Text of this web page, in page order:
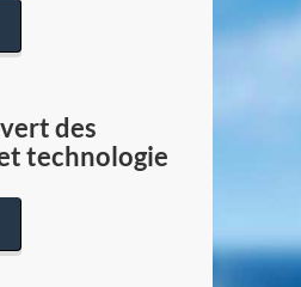
des
technologie